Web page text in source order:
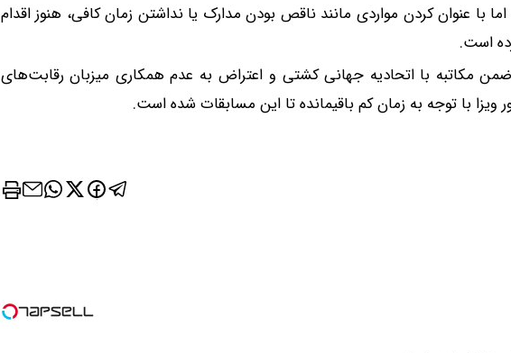
با عنوان کردن مواردی مانند ناقص بودن مدارک یا نداشتن زمان کافی، هنوز اقدام
است.
مکاتبه با اتحادیه جهانی کشتی و اعتراض به عدم همکاری میزبان رقابت‌های
با توجه به زمان کم باقیمانده تا این مسابقات شده است.